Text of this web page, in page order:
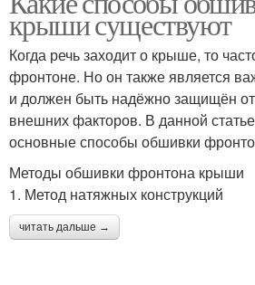
крыши существуют
Когда речь заходит о крыше, то
фронтоне. Но он также является
и должен быть надёжно защищён
внешних факторов. В данной
основные способы обшивки
Методы обшивки фронтона крыши
1. Метод натяжных конструкций
читать дальше →